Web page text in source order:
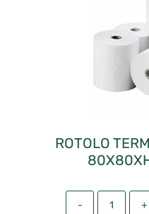
ROTOLO